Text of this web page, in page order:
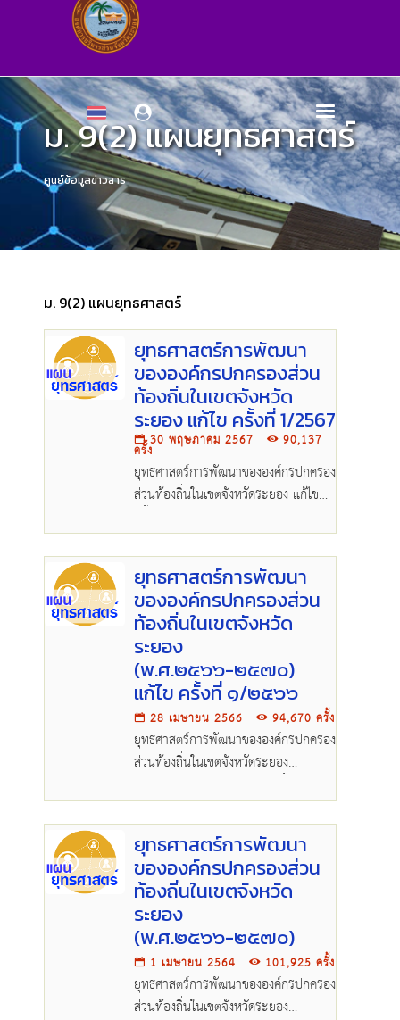
ม. 9(2) แผนยุทธศาสตร์
ศูนย์ข้อมูลข่าวสาร
ม. 9(2) แผนยุทธศาสตร์
ยุทธศาสตร์การพัฒนา
ขององค์กรปกครองส่วน
ท้องถิ่นในเขตจังหวัด
ระยอง แก้ไข ครั้งที่ 1/2567
30 พฤษภาคม 2567 90,137
ครั้ง
ยุทธศาสตร์การพัฒนาขององค์กรปกครอง
ส่วนท้องถิ่นในเขตจังหวัดระยอง แก้ไข
ยุทธศาสตร์การพัฒนา
ขององค์กรปกครองส่วน
ท้องถิ่นในเขตจังหวัด
ระยอง
(พ.ศ.๒๕๖๖-๒๕๗๐)
แก้ไข ครั้งที่ ๑/๒๕๖๖
28 เมษายน 2566 94,670 ครั้ง
ยุทธศาสตร์การพัฒนาขององค์กรปกครอง
ส่วนท้องถิ่นในเขตจังหวัดระยอง
๑/๒๕๖๖
ยุทธศาสตร์การพัฒนา
ขององค์กรปกครองส่วน
ท้องถิ่นในเขตจังหวัด
ระยอง
(พ.ศ.๒๕๖๖-๒๕๗๐)
1 เมษายน 2564 101,925 ครั้ง
ยุทธศาสตร์การพัฒนาขององค์กรปกครอง
ส่วนท้องถิ่นในเขตจังหวัดระยอง